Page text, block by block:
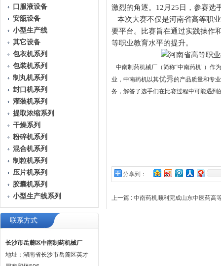
口服液设备
安瓿设备
小型生产线
其它设备
包衣机系列
包装机系列
制丸机系列
封口机系列
灌装机系列
提取浓缩系列
干燥系列
粉碎机系列
混合机系列
制粒机系列
压片机系列
胶囊机系列
小型生产线系列
联系方式
长沙市岳麓区中南制药机械厂
地址：湖南省长沙市岳麓区英才
激烈的角逐。12月25日，参赛选
本次大赛不仅是河南省高等职
要平台。比赛旨在通过实践操作
等职业教育水平的提升。
中南制药机械厂（简称“中南药机"）作
业，中南药机以其优秀的产品质量和专
务，解答了选手们在比赛过程中可能遇
分享到：
上一篇 : 中南药机顺利完成山东中医药高